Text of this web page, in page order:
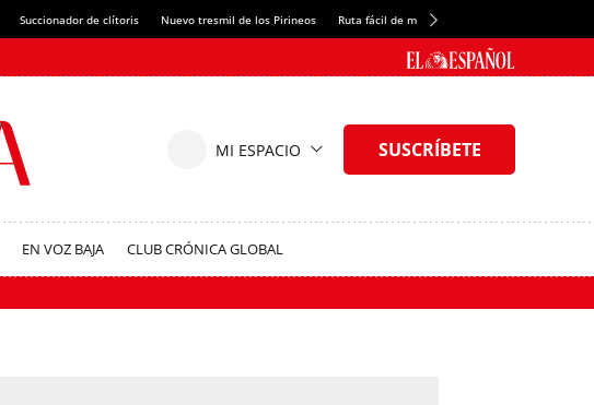
Succionador de clítoris Nuevo tresmil de los Pirineos Ruta fácil de montaña
EN VOZ BAJA CLUB CRÓNICA GLOBAL